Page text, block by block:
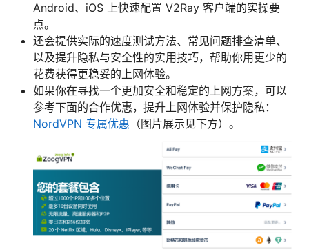
Android、iOS 上快速配置 V2Ray 客户端的实操要
点。
还会提供实际的速度测试方法、常见问题排查清单、
以及提升隐私与安全性的实用技巧，帮助你用更少的
花费获得更稳妥的上网体验。
如果你在寻找一个更加安全和稳定的上网方案，可以
参考下面的合作优惠，提升上网体验并保护隐私：
NordVPN 专属优惠 （图片展示见下方）。